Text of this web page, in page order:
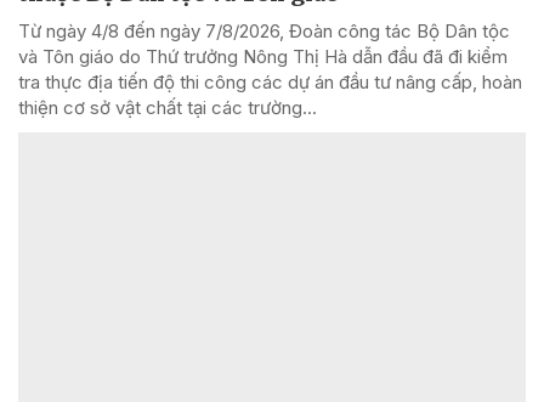
Từ ngày 4/8 đến ngày 7/8/2026, Đoàn công tác Bộ Dân tộc
và Tôn giáo do Thứ trưởng Nông Thị Hà dẫn đầu đã đi kiểm
tra thực địa tiến độ thi công các dự án đầu tư nâng cấp, hoàn
thiện cơ sở vật chất tại các trường...